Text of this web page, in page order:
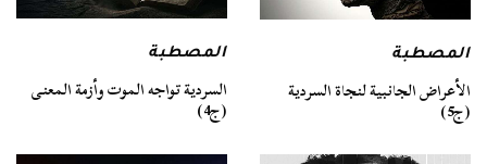
المصطبة
الأعراض الجانبية لنجاة السردية
(ج5)
المصطبة
السردية تواجه الموت وأزمة المعنى
(ج4)